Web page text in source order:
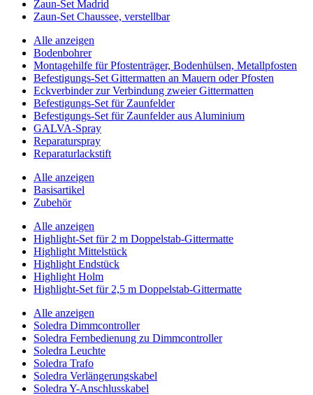
Zaun-Set Madrid
Zaun-Set Chaussee, verstellbar
Alle anzeigen
Bodenbohrer
Montagehilfe für Pfostenträger, Bodenhülsen, Metallpfosten
Befestigungs-Set Gittermatten an Mauern oder Pfosten
Eckverbinder zur Verbindung zweier Gittermatten
Befestigungs-Set für Zaunfelder
Befestigungs-Set für Zaunfelder aus Aluminium
GALVA-Spray
Reparaturspray
Reparaturlackstift
Alle anzeigen
Basisartikel
Zubehör
Alle anzeigen
Highlight-Set für 2 m Doppelstab-Gittermatte
Highlight Mittelstück
Highlight Endstück
Highlight Holm
Highlight-Set für 2,5 m Doppelstab-Gittermatte
Alle anzeigen
Soledra Dimmcontroller
Soledra Fernbedienung zu Dimmcontroller
Soledra Leuchte
Soledra Trafo
Soledra Verlängerungskabel
Soledra Y-Anschlusskabel